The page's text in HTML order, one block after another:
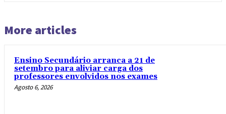
More articles
Ensino Secundário arranca a 21 de
setembro para aliviar carga dos
professores envolvidos nos exames
Agosto 6, 2026